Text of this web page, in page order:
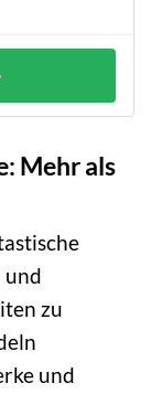
Mehr als
und
zu
und